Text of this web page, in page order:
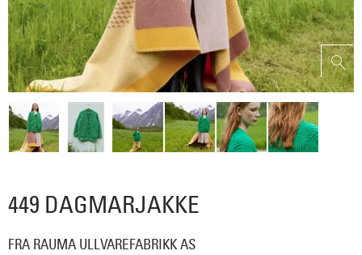
449 DAGMARJAKKE
FRA RAUMA ULLVAREFABRIKK AS